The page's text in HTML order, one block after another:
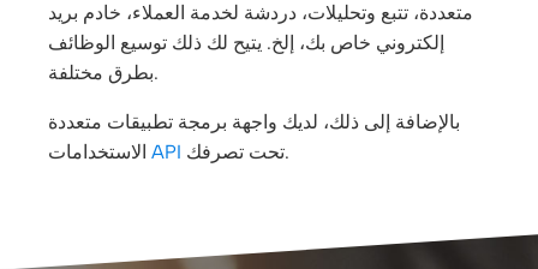
متعددة، تتبع وتحليلات، دردشة لخدمة العملاء، خادم بريد
إلكتروني خاص بك، إلخ. يتيح لك ذلك توسيع الوظائف
بطرق مختلفة.
بالإضافة إلى ذلك، لديك واجهة برمجة تطبيقات متعددة
API تحت تصرفك.